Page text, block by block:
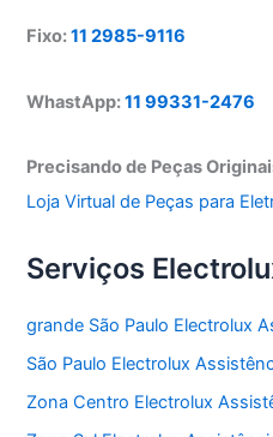
Fixo:11 2985-9116
WhastApp:11 99331-2476
Precisando de Peças
Loja Virtual de Peças para
Serviços
grande São Paulo Electrolux
São Paulo Electrolux
Zona Centro Electrolux